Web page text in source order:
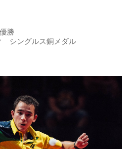
勝
シングルス銅メダル